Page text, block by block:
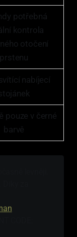
potřebná
kontrola
otočení
prstenu
nabíjecí
pouze v černé
barvě